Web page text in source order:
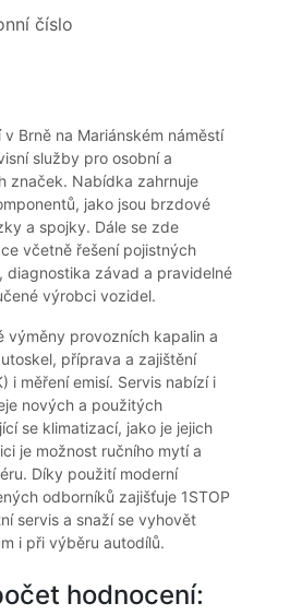
číslo
v Brně na Mariánském náměstí
služby pro osobní a
značek. Nabídka zahrnuje
jako jsou brzdové
a spojky. Dále se zde
včetně řešení pojistných
diagnostika závad a pravidelné
výrobci vozidel.
výměny provozních kapalin a
příprava a zajištění
i měření emisí. Servis nabízí i
nových a použitých
se klimatizací, jako je jejich
je možnost ručního mytí a
Díky použití moderní
odborníků zajišťuje 1STOP
servis a snaží se vyhovět
i při výběru autodílů.
hodnocení: